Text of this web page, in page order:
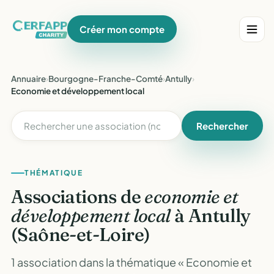
Créer mon compte
Annuaire›Bourgogne-Franche-Comté›Antully›
Economie et développement local
Rechercher
THÉMATIQUE
Associations deeconomie et
développement localà Antully
(Saône-et-Loire)
1 association dans la thématique « Economie et